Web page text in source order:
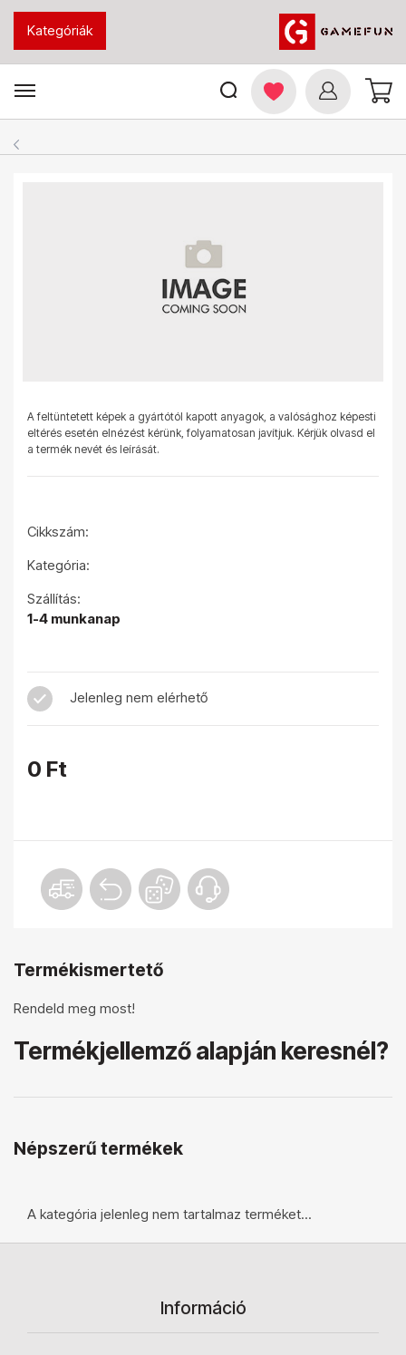
Kategóriák
A feltüntetett képek a gyártótól kapott anyagok, a valósághoz képesti
eltérés esetén elnézést kérünk, folyamatosan javítjuk. Kérjük olvasd el
a termék nevét és leírását.
Cikkszám:
Kategória:
Szállítás:
1-4 munkanap
Jelenleg nem elérhető
0 Ft
Termékismertető
Rendeld meg most!
Termékjellemző alapján keresnél?
Népszerű termékek
A kategória jelenleg nem tartalmaz terméket...
Információ